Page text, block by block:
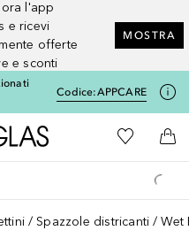
l'app
e ricevi
offerte
e sconti
MOSTRA
Codice:APPCARE
A Douglas HomeAlla Mia
Al
Spazzole districanti Wet